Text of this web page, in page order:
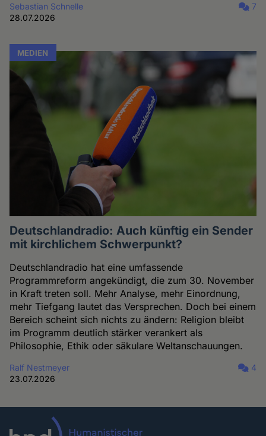
Sebastian Schnelle
28.07.2026
7
MEDIEN
Deutschlandradio: Auch künftig ein Sender
mit kirchlichem Schwerpunkt?
Deutschlandradio hat eine umfassende
Programmreform angekündigt, die zum 30. November
in Kraft treten soll. Mehr Analyse, mehr Einordnung,
mehr Tiefgang lautet das Versprechen. Doch bei einem
Bereich scheint sich nichts zu ändern: Religion bleibt
im Programm deutlich stärker verankert als
Philosophie, Ethik oder säkulare Weltanschauungen.
Ralf Nestmeyer
23.07.2026
4